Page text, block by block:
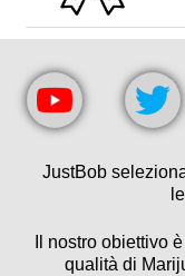
JustBob
Il nostro obiettivo
qualità di